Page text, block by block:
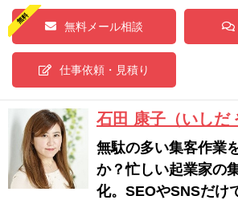
無料メール相談
仕事依頼・見積り
石田 康子（いし
無駄の多い集客作業
か？忙しい起業家の
化。SEOやSNSだけ